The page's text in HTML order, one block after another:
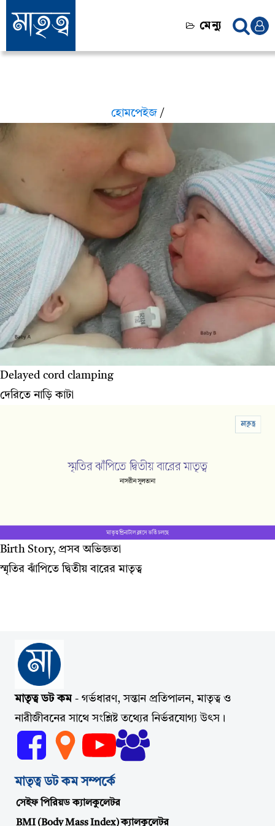
মেন্যু
হোমপেইজ/
Delayed cord clamping
দেরিতে নাড়ি কাটা
Birth Story, প্রসব অভিজ্ঞতা
স্মৃতির ঝাঁপিতে দ্বিতীয় বারের মাতৃত্ব
মাতৃত্ব ডট কম- গর্ভধারণ, সন্তান প্রতিপালন, মাতৃত্ব ও
নারীজীবনের সাথে সংশ্লিষ্ট তথ্যের নির্ভরযোগ্য উৎস।
মাতৃত্ব ডট কম সম্পর্কে
সেইফ পিরিয়ড ক্যালকুলেটর
BMI (Body Mass Index) ক্যালকুলেটর